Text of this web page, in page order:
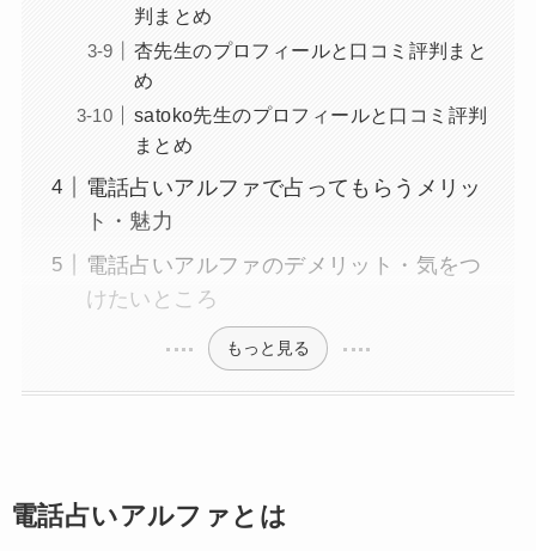
判まとめ
杏先生のプロフィールと口コミ評判まと
め
satoko先生のプロフィールと口コミ評判
まとめ
電話占いアルファで占ってもらうメリッ
ト・魅力
電話占いアルファのデメリット・気をつ
けたいところ
もっと見る
電話占いアルファとは